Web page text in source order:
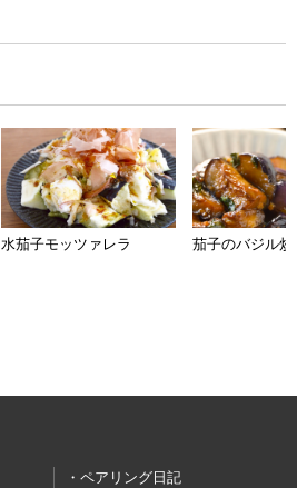
水茄子モッツァレラ 茄子のバジル炒
ペアリング日記